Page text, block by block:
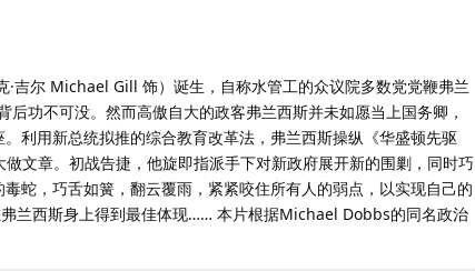
·吉尔 Michael Gill 饰）诞生，自称水管工的众议院多数党党鞭弗兰
功不可没。然而高傲自大的政客弗兰西斯并未如愿当上国务卿，
利用新总统拟推的综合教育改革法，弗兰西斯操纵《华盛顿先驱
文章。初战告捷，他旋即指派手下对新政府展开新的围剿，同时巧
蛇，巧舌如簧，翻云覆雨，紧紧咬住所有人的弱点，以实现自己的
弗兰西斯身上得到最佳体现…… 本片根据Michael Dobbs的同名政治